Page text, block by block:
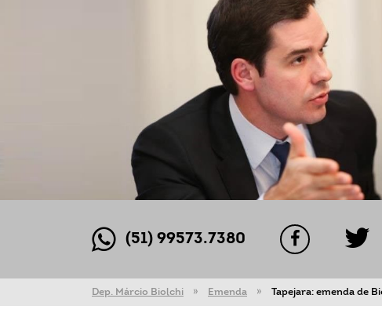
(51) 99573.7380
Dep. Márcio Biolchi Emenda Tapejara: emenda de